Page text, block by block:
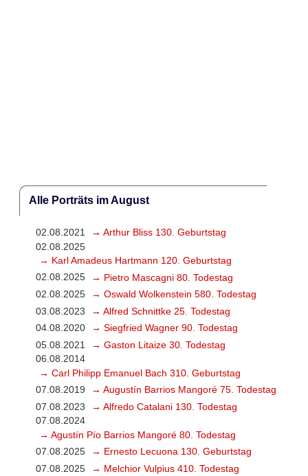
Alle Porträts im August
02.08.2021
→ Arthur Bliss 130. Geburtstag
02.08.2025
→ Karl Amadeus Hartmann 120. Geburtstag
02.08.2025
→ Pietro Mascagni 80. Todestag
02.08.2025
→ Oswald Wolkenstein 580. Todestag
03.08.2023
→ Alfred Schnittke 25. Todestag
04.08.2020
→ Siegfried Wagner 90. Todestag
05.08.2021
→ Gaston Litaize 30. Todestag
06.08.2014
→ Carl Philipp Emanuel Bach 310. Geburtstag
07.08.2019
→ Augustín Barrios Mangoré 75. Todestag
07.08.2023
→ Alfredo Catalani 130. Todestag
07.08.2024
→ Agustín Pío Barrios Mangoré 80. Todestag
07.08.2025
→ Ernesto Lecuona 130. Geburtstag
07.08.2025
→ Melchior Vulpius 410. Todestag